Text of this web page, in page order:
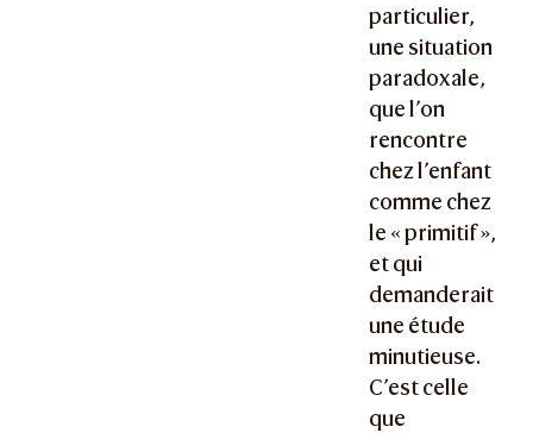
particulier,
une situation
paradoxale,
que l’on
rencontre
chez l’enfant
comme chez
le « primitif »,
et qui
demanderait
une étude
minutieuse.
C’est celle
que